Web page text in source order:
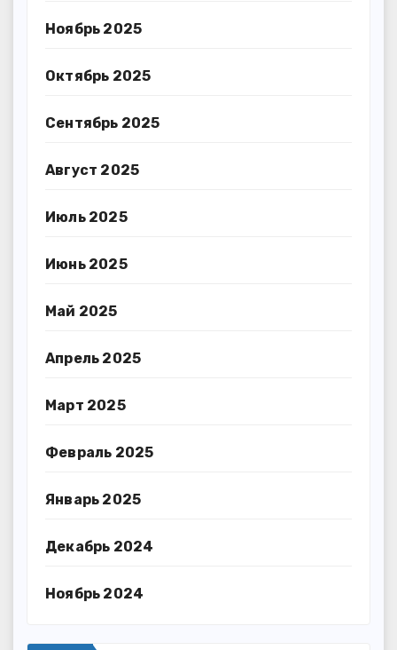
Ноябрь 2025
Октябрь 2025
Сентябрь 2025
Август 2025
Июль 2025
Июнь 2025
Май 2025
Апрель 2025
Март 2025
Февраль 2025
Январь 2025
Декабрь 2024
Ноябрь 2024